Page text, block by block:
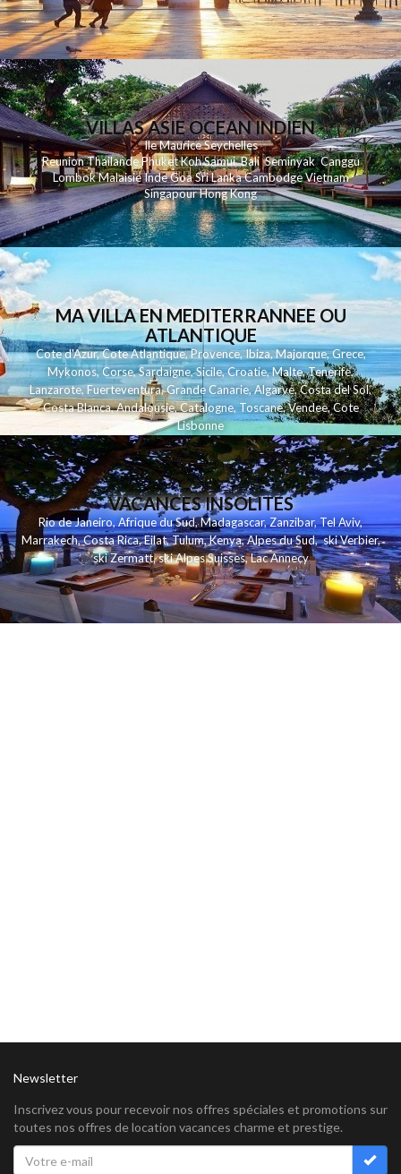
VILLAS ASIE OCEAN INDIEN
Ile MauriceSeychelles
ReunionThailandePhuketKohSamui Bali SeminyakCanggu
LombokMalaisieIndeGoaSri LankaCambodgeVietnam
SingapourHong Kong
MA VILLA EN MEDITERRANNEE OU
ATLANTIQUE
Cote d'Azur,Cote Atlantique,Provence,Ibiza,Majorque,Grece,
Mykonos,Corse,Sardaigne,Sicile,Croatie,Malte,Tenerife,
Lanzarote,Fuerteventura,Grande Canarie,Algarve,Costa del Sol,
Costa Blanca,Andalousie,Catalogne,Toscane,Vendee,Cote
Lisbonne
VACANCES INSOLITES
Rio de Janeiro,Afrique du Sud,Madagascar,Zanzibar,Tel Aviv,
Marrakech,Costa Rica,Eilat,Tulum,Kenya,Alpes du Sud,ski Verbier,
ski Zermatt,ski Alpes Suisses,Lac Annecy
Newsletter
Inscrivez vous pour recevoir nos offres spéciales et promotions sur
toutes nos offres de location vacances charme et prestige.